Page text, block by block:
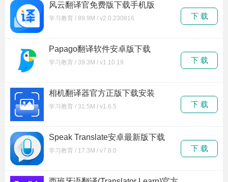
风云翻译官免费版下载手机版
学习教育 / 89.9M / v2.0.230816 下 载
Papago翻译软件安卓版下载
学习教育 / 39.3M / v1.10.19 下 载
相机翻译器官方正版下载安装
学习教育 / 31.5M / v1.6.5 下 载
Speak Translate安卓最新版下载
学习教育 / 17.3M / v7.8.0 下 载